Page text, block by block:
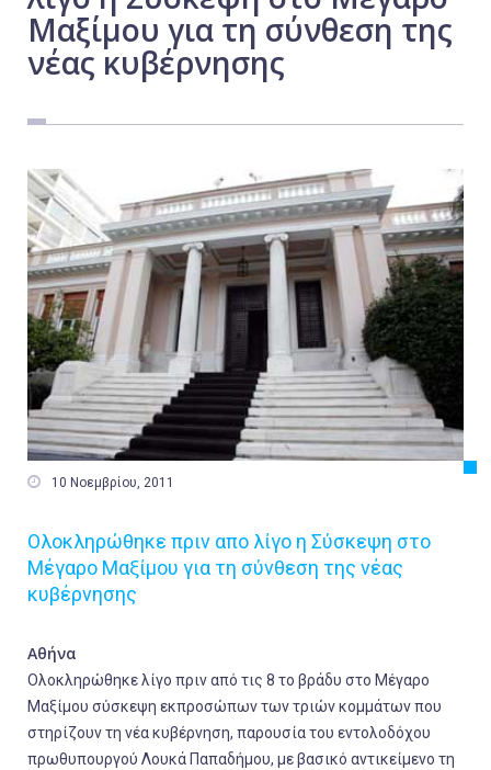
Μαξίμου για τη σύνθεση της
νέας κυβέρνησης
 10 Νοεμβρίου, 2011
Ολοκληρώθηκε πριν απο λίγο η Σύσκεψη στο
Μέγαρο Μαξίμου για τη σύνθεση της νέας
κυβέρνησης
Αθήνα
Ολοκληρώθηκε λίγο πριν από τις 8 το βράδυ στο Μέγαρο
Μαξίμου σύσκεψη εκπροσώπων των τριών κομμάτων που
στηρίζουν τη νέα κυβέρνηση, παρουσία του εντολοδόχου
πρωθυπουργού Λουκά Παπαδήμου, με βασικό αντικείμενο τη
Εργασία
Ελλάδα
Αγροτικά
Οικονομία
Πολιτική
Αθλητικά
Αστυνομικό Δελτίο